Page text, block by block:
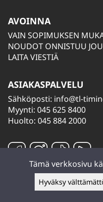
AVOINNA
VAIN SOPIMUKSEN
NOUDOT ONNISTUU
LAITA VIESTIÄ
ASIAKASPALVELU
Sähköposti: info@tl-
Myynti: 045 625 8400
Huolto: 045 884 2000
Tämä verkkosivu
Hyväksy